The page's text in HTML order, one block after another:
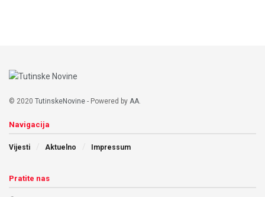
© 2020 TutinskeNovine - Powered by AA.
Navigacija
Vijesti Aktuelno Impressum
Pratite nas